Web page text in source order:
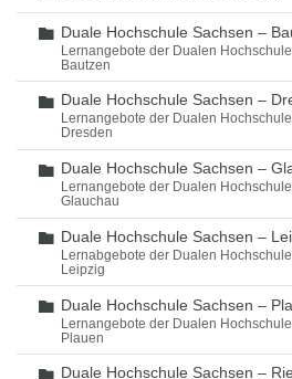
Ordner
Duale Hochschule Sachsen –
Lernangebote der Dualen
Bautzen
Ordner
Duale Hochschule Sachsen –
Lernangebote der Dualen
Dresden
Ordner
Duale Hochschule Sachsen –
Lernangebote der Dualen
Glauchau
Ordner
Duale Hochschule Sachsen –
Lernabgebote der Dualen
Leipzig
Ordner
Duale Hochschule Sachsen –
Lernangebote der Dualen
Plauen
Ordner
Duale Hochschule Sachsen –